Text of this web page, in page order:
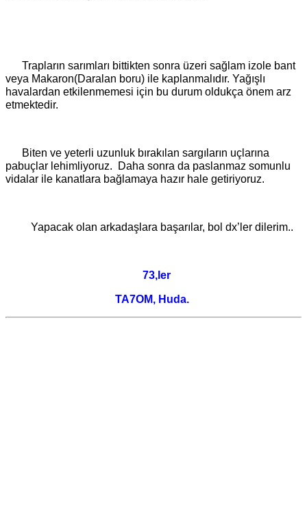
Trapların sarımları bittikten sonra üzeri sağlam izole bant
veya Makaron(Daralan boru) ile kaplanmalıdır. Yağışlı
havalardan etkilenmemesi için bu durum oldukça önem arz
etmektedir.
Biten ve yeterli uzunluk bırakılan sargıların uçlarına
pabuçlar lehimliyoruz. Daha sonra da paslanmaz somunlu
vidalar ile kanatlara bağlamaya hazır hale getiriyoruz.
Yapacak olan arkadaşlara başarılar, bol dx’ler dilerim..
73,ler
TA7OM, Huda.